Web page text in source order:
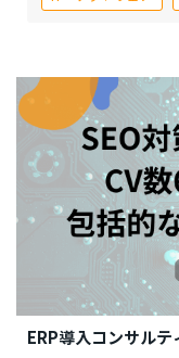
ERP導入コンサル